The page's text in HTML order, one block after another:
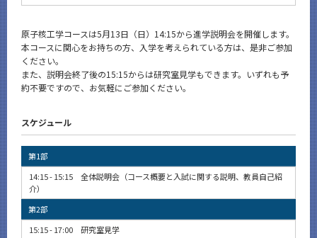
原子核工学コースは5月13日（日）14:15から進学説明会を開催します。
本コースに関心をお持ちの方、入学を考えられている方は、是非ご参加
ください。
また、説明会終了後の15:15からは研究室見学もできます。いずれも予
約不要ですので、お気軽にご参加ください。
スケジュール
第1部
14:15 - 15:15 全体説明会（コース概要と入試に関する説明、教員自己紹
介）
第2部
15:15 - 17:00 研究室見学
サイト構成
CLOSE